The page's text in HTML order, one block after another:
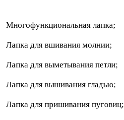
Многофункциональная лапка;
Лапка для вшивания молнии;
Лапка для выметывания петли;
Лапка для вышивания гладью;
Лапка для пришивания пуговиц;